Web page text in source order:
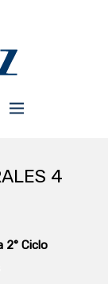
4
2° Ciclo